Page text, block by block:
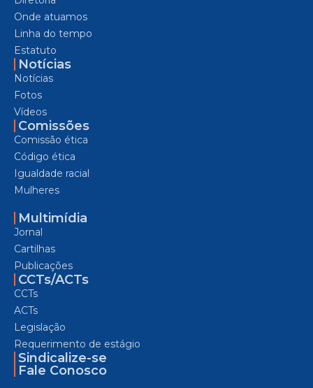
Onde atuamos
Linha do tempo
Estatuto
Notícias
Notícias
Fotos
Vídeos
Comissões
Comissão ética
Código ética
Igualdade racial
Mulheres
Multimídia
Jornal
Cartilhas
Publicações
CCTs/ACTs
CCTs
ACTs
Legislação
Requerimento de estágio
Sindicalize-se
Fale Conosco